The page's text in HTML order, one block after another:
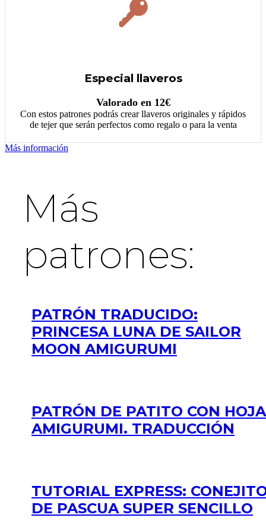
Especial llaveros
Valorado en 12€
Con estos patrones podrás crear llaveros originales y rápidos
de tejer que serán perfectos como regalo o para la venta
Más información
Más
patrones:
PATRÓN TRADUCIDO:
PRINCESA LUNA DE SAILOR
MOON AMIGURUMI
PATRÓN DE PATITO CON HOJA
AMIGURUMI. TRADUCCIÓN
TUTORIAL EXPRESS:
DE PASCUA SUPER SENCILLO